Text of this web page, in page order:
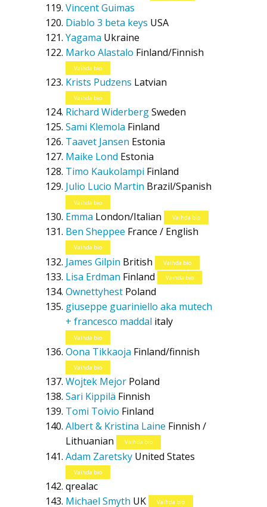
Vincent Guimas
Diablo 3 beta keys USA
Yagama Ukraine
Marko Alastalo Finland/Finnish
Vaihda bio
Krists Pudzens Latvian
Vaihda bio
Richard WiderbergSweden
Sami Klemola Finland
Taavet Jansen Estonia
Maike Lond Estonia
Timo Kaukolampi Finland
Julio Lucio Martin Brazil/Spanish
Vaihda bio
Emma London/Italian Vaihda bio
Ben Sheppee France / English
Vaihda bio
James Gilpin British Vaihda bio
Lisa Erdman Finland Vaihda bio
Ownettyhest Poland
giuseppe guariniello aka mutech
+ francesco maddal italy
Vaihda bio
Oona Tikkaoja Finland/finnish
Vaihda bio
Wojtek Mejor Poland
Sari Kippilä Finnish
Tomi Toivio Finland
Albert & Kristina Laine Finnish /
Lithuanian
Vaihda bio
Adam Zaretsky United States
Vaihda bio
qrealac
Michael Smyth UK Vaihda bio